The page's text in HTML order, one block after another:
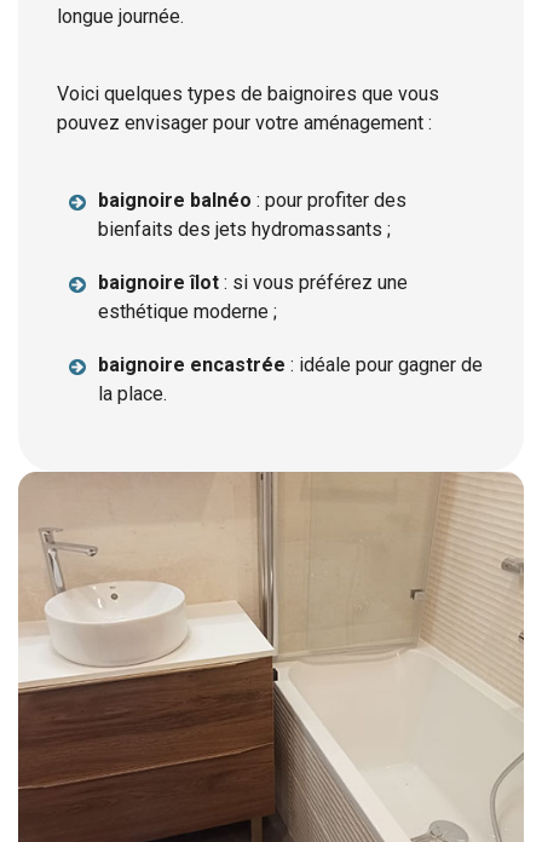
longue journée.
Voici quelques types de baignoires que vous
pouvez envisager pour votre aménagement :
baignoire balnéo : pour profiter des
bienfaits des jets hydromassants ;
baignoire îlot : si vous préférez une
esthétique moderne ;
baignoire encastrée : idéale pour gagner de
la place.